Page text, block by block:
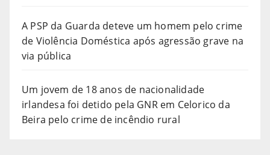
A PSP da Guarda deteve um homem pelo crime
de Violência Doméstica após agressão grave na
via pública
Um jovem de 18 anos de nacionalidade
irlandesa foi detido pela GNR em Celorico da
Beira pelo crime de incêndio rural